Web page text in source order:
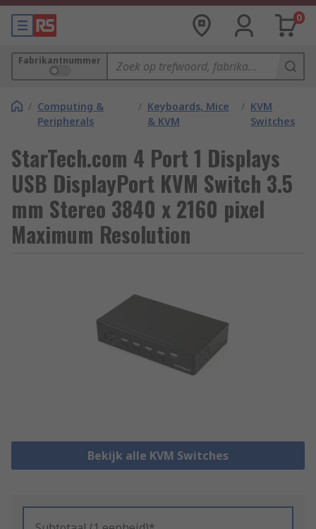
0
Fabrikantnummer
/ Computing &
Peripherals
/ Keyboards, Mice
& KVM
/ KVM
Switches
StarTech.com 4 Port 1 Displays
USB DisplayPort KVM Switch 3.5
mm Stereo 3840 x 2160 pixel
Maximum Resolution
Bekijk alle KVM Switches